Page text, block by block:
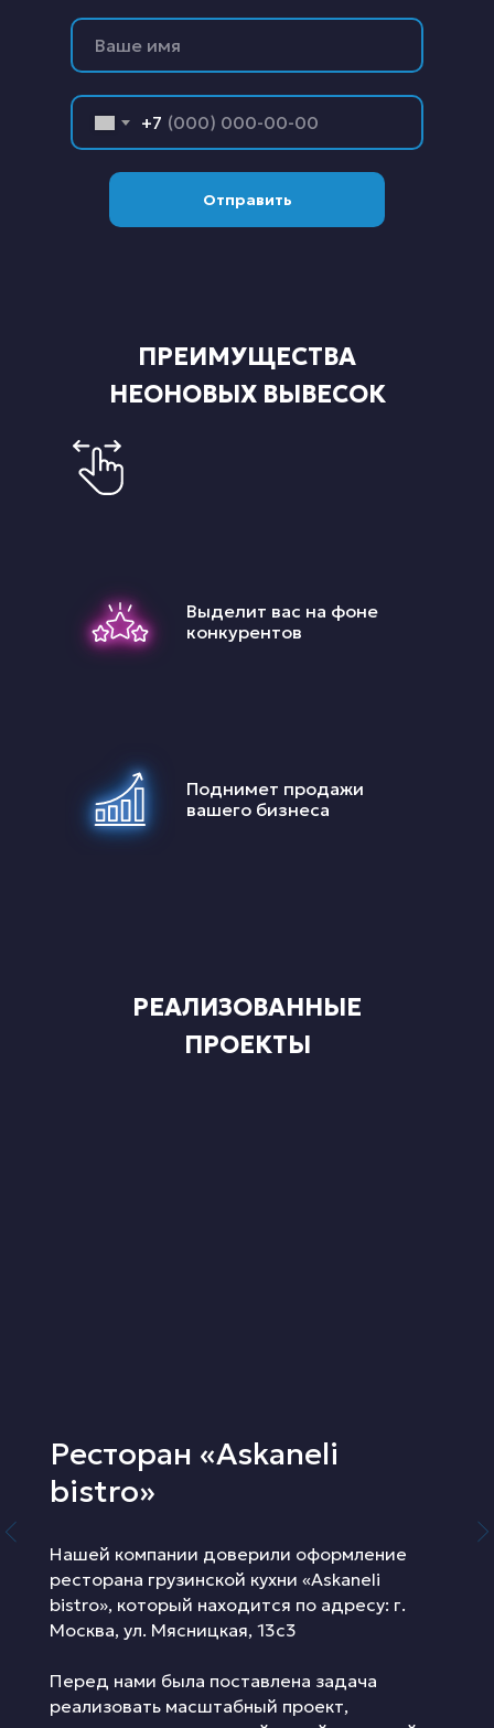
+7
Отправить
ПРЕИМУЩЕСТВА
НЕОНОВЫХ ВЫВЕСОК
Выделит вас на фоне
конкурентов
Поднимет продажи
вашего бизнеса
РЕАЛИЗОВАННЫЕ
ПРОЕКТЫ
Ресторан «Askaneli
bistro»
Нашей компании доверили оформление
ресторана грузинской кухни «Askaneli
bistro», который находится по адресу: г.
Москва, ул. Мясницкая, 13с3
Перед нами была поставлена задача
реализовать масштабный проект,